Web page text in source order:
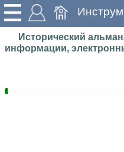
Исторический
информации,